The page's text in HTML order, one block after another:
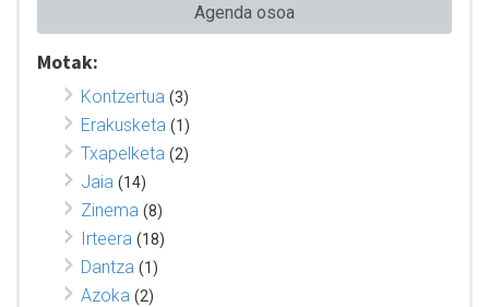
Agenda osoa
Motak:
Kontzertua (3)
Erakusketa (1)
Txapelketa (2)
Jaia (14)
Zinema (8)
Irteera (18)
Dantza (1)
Azoka (2)